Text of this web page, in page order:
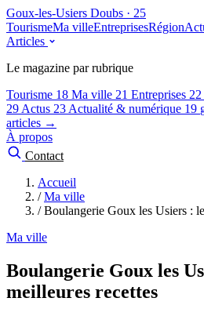
Goux-les-Usiers Doubs · 25
TourismeMa villeEntreprisesRégion
Articles
Le magazine par rubrique
Tourisme 18 Ma ville 21 Entreprises 22
29 Actus 23 Actualité & numérique 19
articles →
À propos
Contact
Accueil
/ Ma ville
/ Boulangerie Goux les Usiers :
Ma ville
Boulangerie Goux les
meilleures recettes